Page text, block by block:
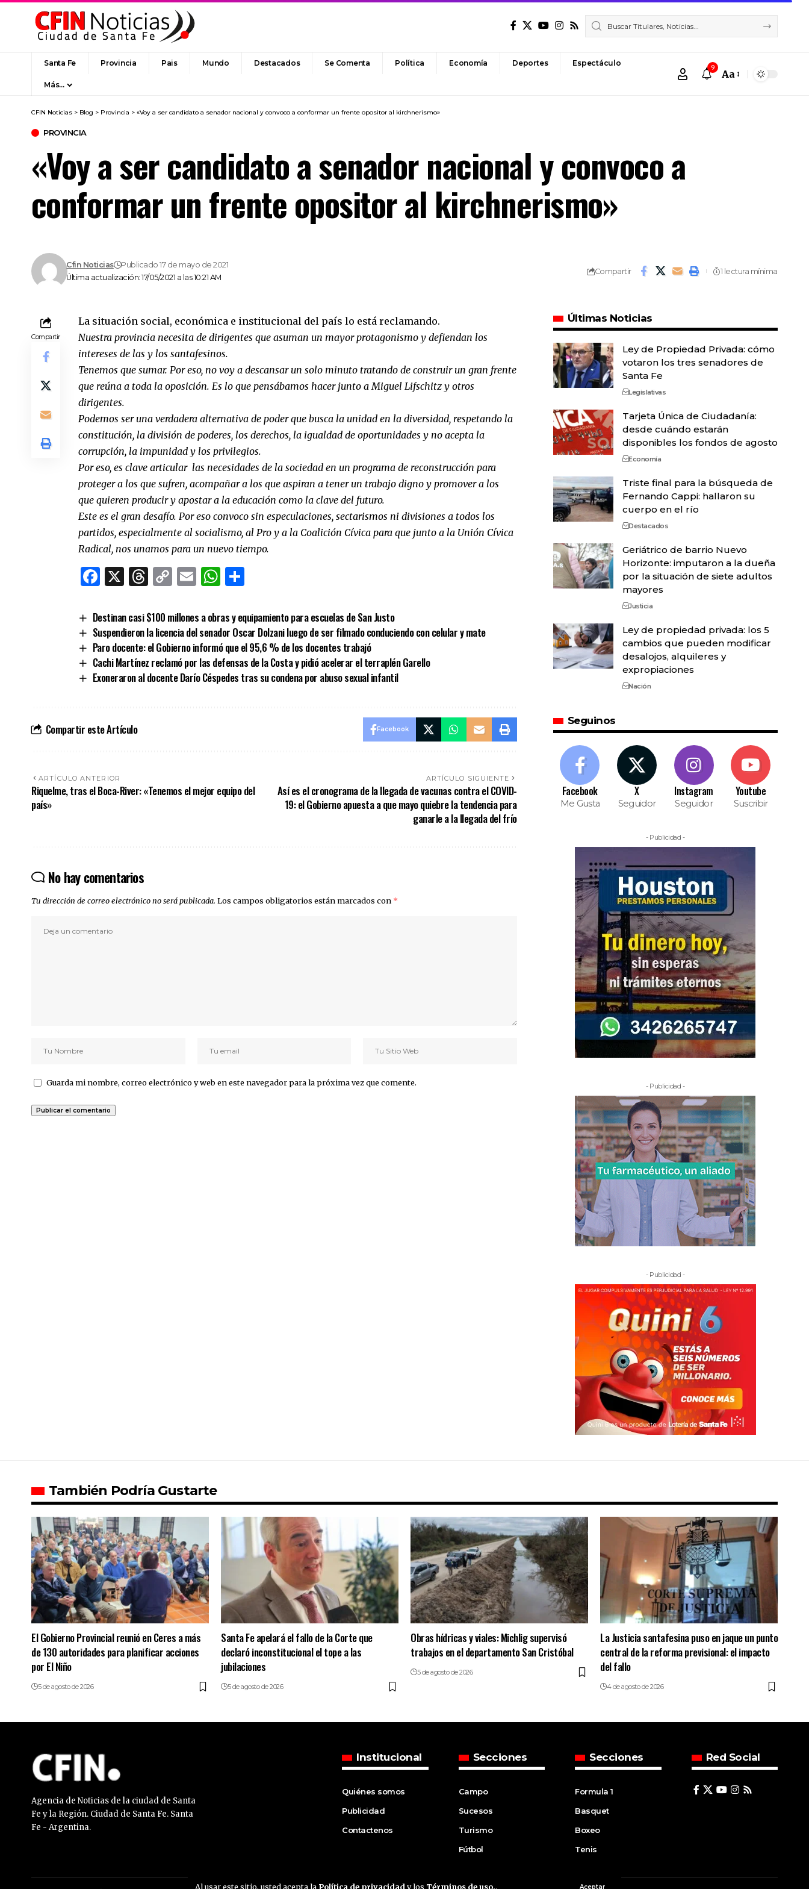
Al usar este sitio, usted acepta la Política de privacidad y los Términos de uso.. Aceptar
Santa Fe Provincia Pais Mundo Destacados Se Comenta Política Economía Deportes Espectáculo
Más…
9
Font
Aa
CFIN Noticias > Blog > Provincia > «Voy a ser candidato a senador nacional y convoco a conformar un frente opositor al kirchnerismo»
PROVINCIA
«Voy a ser candidato a senador nacional y convoco a
conformar un frente opositor al kirchnerismo»
Última actualización: 17/05/2021 a las 10:21 AM
Cfin Noticias Publicado 17 de mayo de 2021
Compartir 1 lectura mínima
Compartir
La situación social, económica e institucional del país lo está reclamando.
Nuestra provincia necesita de dirigentes que asuman un mayor protagonismo y defiendan los
intereses de las y los santafesinos.
Tenemos que sumar. Por eso, no voy a descansar un solo minuto tratando de construir un gran frente
que reúna a toda la oposición. Es lo que pensábamos hacer junto a Miguel Lifschitz y otros
dirigentes.
Podemos ser una verdadera alternativa de poder que busca la unidad en la diversidad, respetando la
constitución, la división de poderes, los derechos, la igualdad de oportunidades y no acepta la
corrupción, la impunidad y los privilegios.
Por eso, es clave articular las necesidades de la sociedad en un programa de reconstrucción para
proteger a los que sufren, acompañar a los que aspiran a tener un trabajo digno y promover a los
que quieren producir y apostar a la educación como la clave del futuro.
Este es el gran desafío. Por eso convoco sin especulaciones, sectarismos ni divisiones a todos los
partidos, especialmente al socialismo, al Pro y a la Coalición Cívica para que junto a la Unión Cívica
Radical, nos unamos para un nuevo tiempo.
Facebook
X Threads
CopyEmailWhatsApp
Destinan casi $100 millones a obras y equipamiento para escuelas de San Justo
Suspendieron la licencia del senador Oscar Dolzani luego de ser filmado conduciendo con celular y mate
Paro docente: el Gobierno informó que el 95,6 % de los docentes trabajó
Cachi Martínez reclamó por las defensas de la Costa y pidió acelerar el terraplén Garello
Exoneraron al docente Darío Céspedes tras su condena por abuso sexual infantil
Compartir este Artículo Facebook
ARTÍCULO ANTERIOR
Riquelme, tras el Boca-River: «Tenemos el mejor equipo del
país»
ARTÍCULO SIGUIENTE
Así es el cronograma de la llegada de vacunas contra el COVID-
19: el Gobierno apuesta a que mayo quiebre la tendencia para
ganarle a la llegada del frío
No hay comentarios
Tu dirección de correo electrónico no será publicada. Los campos obligatorios están marcados con *
Guarda mi nombre, correo electrónico y web en este navegador para la próxima vez que comente.
Últimas Noticias
Ley de Propiedad Privada: cómo
votaron los tres senadores de
Santa Fe
Legislativas
Tarjeta Única de Ciudadanía:
desde cuándo estarán
disponibles los fondos de agosto
Economía
Triste final para la búsqueda de
Fernando Cappi: hallaron su
cuerpo en el río
Destacados
Geriátrico de barrio Nuevo
Horizonte: imputaron a la dueña
por la situación de siete adultos
mayores
Justicia
Ley de propiedad privada: los 5
cambios que pueden modificar
desalojos, alquileres y
expropiaciones
Nación
Seguinos
Facebook
Me Gusta
X
Seguidor
Instagram
Seguidor
Youtube
Suscribir
- Publicidad -
- Publicidad -
- Publicidad -
También Podría Gustarte
El Gobierno Provincial reunió en Ceres a más
de 130 autoridades para planificar acciones
por El Niño
5 de agosto de 2026
Santa Fe apelará el fallo de la Corte que
declaró inconstitucional el tope a las
jubilaciones
5 de agosto de 2026
Obras hídricas y viales: Michlig supervisó
trabajos en el departamento San Cristóbal
5 de agosto de 2026
La Justicia santafesina puso en jaque un punto
central de la reforma previsional: el impacto
del fallo
4 de agosto de 2026
Agencia de Noticias de la ciudad de Santa
Fe y la Región. Ciudad de Santa Fe. Santa
Fe - Argentina.
Institucional
Quiénes somos
Publicidad
Contactenos
Secciones
Campo
Sucesos
Turismo
Fútbol
Secciones
Formula 1
Basquet
Boxeo
Tenis
Red Social